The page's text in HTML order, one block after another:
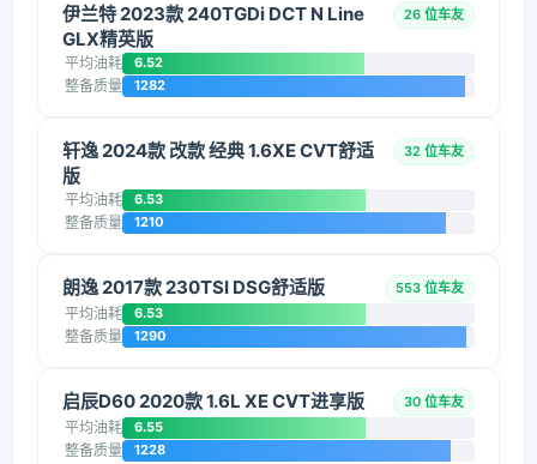
伊兰特 2023款 240TGDi DCT N Line
GLX精英版
26 位车友
平均油耗 6.52
整备质量 1282
轩逸 2024款 改款 经典 1.6XE CVT舒适
版
32 位车友
平均油耗 6.53
整备质量 1210
朗逸 2017款 230TSI DSG舒适版 553 位车友
平均油耗 6.53
整备质量 1290
启辰D60 2020款 1.6L XE CVT进享版 30 位车友
平均油耗 6.55
整备质量 1228